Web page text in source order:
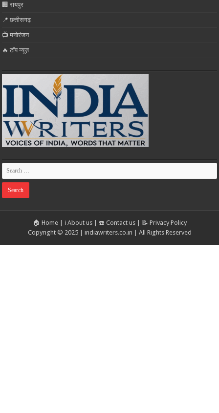
🏢 रायपुर
📍 छत्तीसगढ़
📺 मनोरंजन
🔥 टॉप न्यूज़
🏠 Home| ℹ️ About us| ☎️ Contact us| 📝 Privacy Policy
Copyright © 2025 | indiawriters.co.in | All Rights Reserved